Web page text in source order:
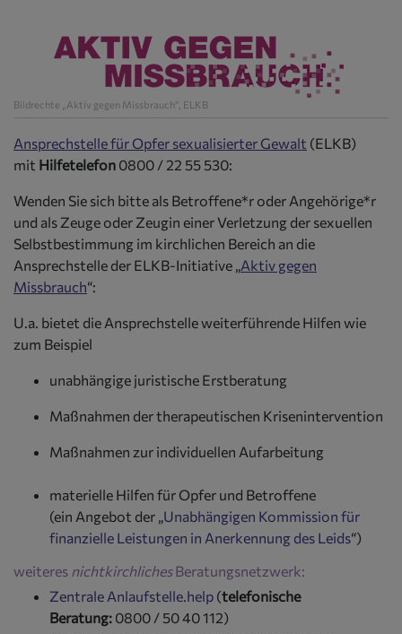
Bildrechte „Aktiv gegen Missbrauch“, ELKB
Ansprechstelle für Opfer sexualisierter Gewalt (ELKB)
mit Hilfetelefon 0800 / 22 55 530:
Wenden Sie sich bitte als Betroffene*r oder Angehörige*r
und als Zeuge oder Zeugin einer Verletzung der sexuellen
Selbstbestimmung im kirchlichen Bereich an die
Ansprechstelle der ELKB-Initiative „Aktiv gegen
Missbrauch“:
U.a. bietet die Ansprechstelle weiterführende Hilfen wie
zum Beispiel
unabhängige juristische Erstberatung
Maßnahmen der therapeutischen Krisenintervention
Maßnahmen zur individuellen Aufarbeitung
materielle Hilfen für Opfer und Betroffene
(ein Angebot der „Unabhängigen Kommission für
finanzielle Leistungen in Anerkennung des Leids“)
weiteres nichtkirchlichesBeratungsnetzwerk:
Zentrale Anlaufstelle.help (telefonische
Beratung: 0800 / 50 40 112)